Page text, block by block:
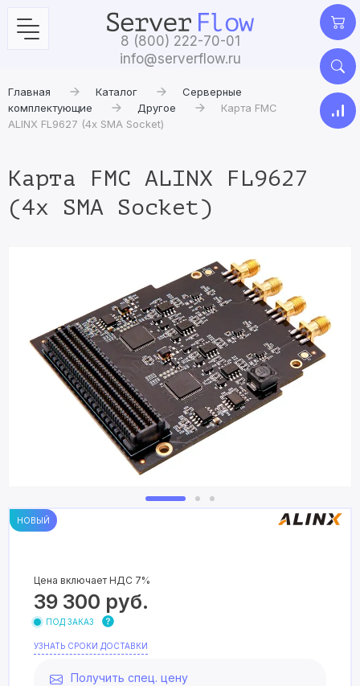
8 (800) 222-70-01
info@serverflow.ru
Главная Каталог
Серверные
комплектующие
Другое
Карта FMC
ALINX FL9627 (4x SMA Socket)
Карта FMC ALINX FL9627
(4x SMA Socket)
НОВЫЙ
Цена включает НДС 7%
39 300 руб.
ПОД ЗАКАЗ
УЗНАТЬ СРОКИ ДОСТАВКИ
Получить спец. цену